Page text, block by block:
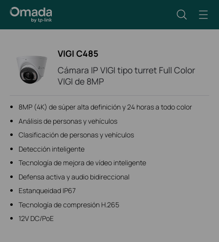
VIGI C485
Cámara IP VIGI tipo turret Full Color
VIGI de 8MP
8MP (4K) de súper alta definición y 24 horas a todo color
Análisis de personas y vehículos
Clasificación de personas y vehículos
Detección inteligente
Tecnología de mejora de vídeo inteligente
Defensa activa y audio bidireccional
Estanqueidad IP67
Tecnología de compresión H.265
12V DC/PoE